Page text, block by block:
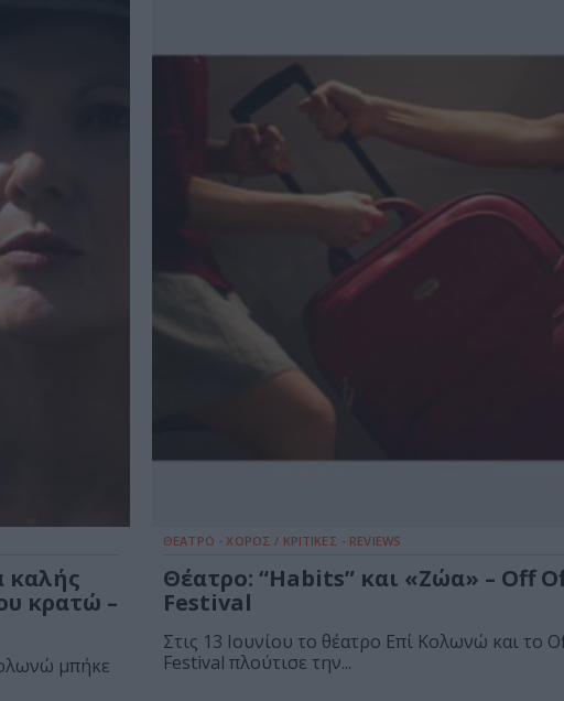
καλής
κρατώ –
μπήκε
ΘΕΑΤΡΟ - ΧΟΡΟΣ / ΚΡΙΤΙΚΕΣ - REVIEWS
Θέατρο: “Habits” και «Ζώα» – Off
Festival
Στις 13 Ιουνίου το θέατρο Επί Κολωνώ και το
Festival πλούτισε την...